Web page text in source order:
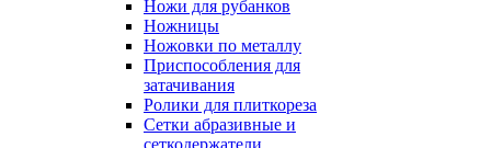
Ножи для рубанков
Ножницы
Ножовки по металлу
Приспособления для
затачивания
Ролики для плиткореза
Сетки абразивные и
сеткодержатели